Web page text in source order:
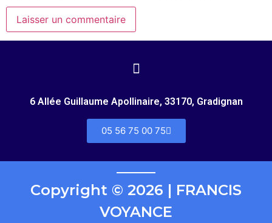
6 Allée Guillaume Apollinaire, 33170, Gradignan
05 56 75 00 75
Copyright © 2026 | FRANCIS
VOYANCE